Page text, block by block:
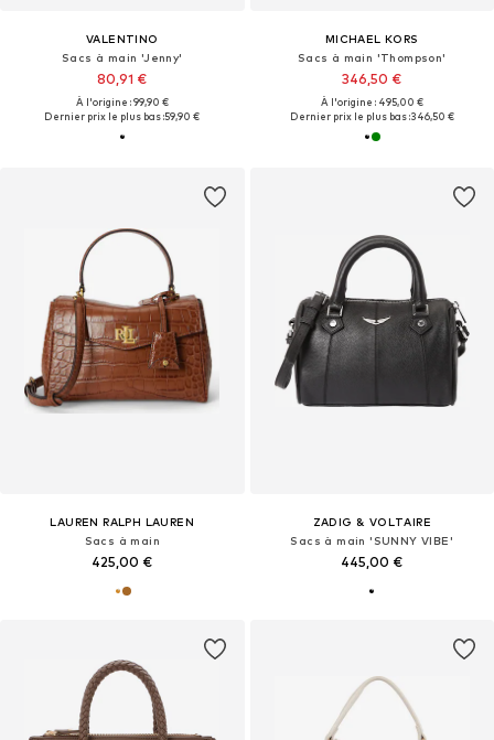
VALENTINO
Sacs à main 'Jenny'
80,91 €
À l'origine : 99,90 €
Dernier prix le plus bas :59,90 €
MICHAEL KORS
Sacs à main 'Thompson'
346,50 €
À l'origine : 495,00 €
Dernier prix le plus bas :346,50 €
LAUREN RALPH LAUREN
Sacs à main
425,00 €
ZADIG & VOLTAIRE
Sacs à main 'SUNNY VIBE'
445,00 €